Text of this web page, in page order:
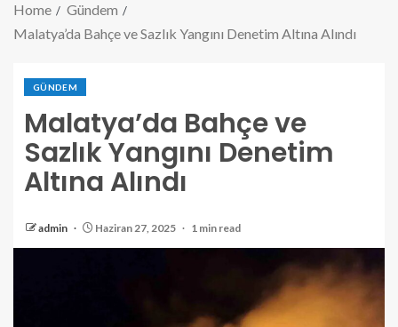
Home
Gündem
Malatya’da Bahçe ve Sazlık Yangını Denetim Altına Alındı
GÜNDEM
Malatya’da Bahçe ve
Sazlık Yangını Denetim
Altına Alındı
admin Haziran 27, 2025 1 min read